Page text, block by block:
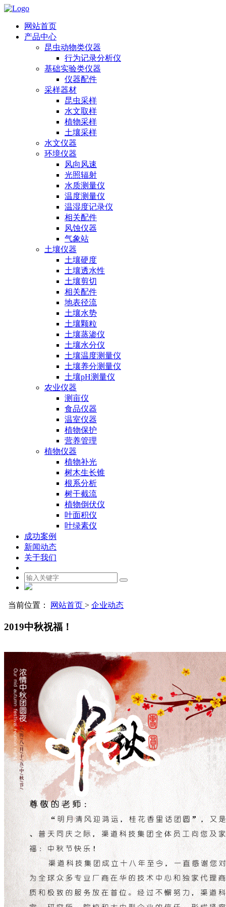
网站首页
产品中心
昆虫动物类仪器
行为记录分析仪
基础实验类仪器
仪器配件
采样器材
昆虫采样
水文取样
植物采样
土壤采样
水文仪器
环境仪器
风向风速
光照辐射
水质测量仪
温度测量仪
温湿度记录仪
相关配件
风蚀仪器
气象站
土壤仪器
土壤硬度
土壤透水性
土壤剪切
相关配件
地表径流
土壤水势
土壤颗粒
土壤蒸渗仪
土壤水分仪
土壤温度测量仪
土壤养分测量仪
土壤pH测量仪
农业仪器
测亩仪
食品仪器
温室仪器
植物保护
营养管理
植物仪器
植物补光
树木生长锥
根系分析
树干截流
植物倒伏仪
叶面积仪
叶绿素仪
成功案例
新闻动态
关于我们
当前位置： 网站首页 > 企业动态
2019中秋祝福！